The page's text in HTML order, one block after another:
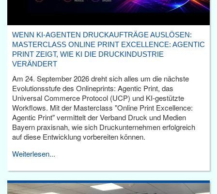
WENN KI-AGENTEN DRUCKAUFTRÄGE AUSLÖSEN:
MASTERCLASS ONLINE PRINT EXCELLENCE: AGENTIC
PRINT ZEIGT, WIE KI DIE DRUCKINDUSTRIE
VERÄNDERT
Am 24. September 2026 dreht sich alles um die nächste
Evolutionsstufe des Onlineprints: Agentic Print, das
Universal Commerce Protocol (UCP) und KI-gestützte
Workflows. Mit der Masterclass "Online Print Excellence:
Agentic Print" vermittelt der Verband Druck und Medien
Bayern praxisnah, wie sich Druckunternehmen erfolgreich
auf diese Entwicklung vorbereiten können.
Weiterlesen...